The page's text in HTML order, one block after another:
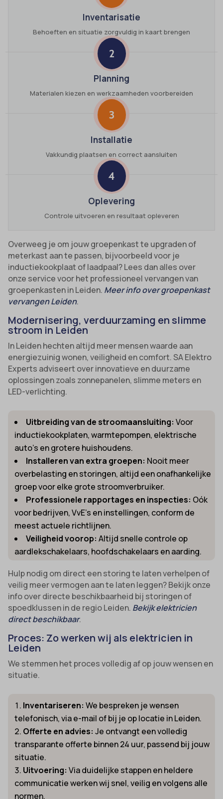
Inventarisatie
Behoeften en situatie zorgvuldig in kaart brengen
2
Planning
Materialen kiezen en werkzaamheden voorbereiden
3
Installatie
Vakkundig plaatsen en correct aansluiten
4
Oplevering
Controle uitvoeren en resultaat opleveren
Overweeg je om jouw groepenkast te upgraden of
meterkast aan te passen, bijvoorbeeld voor je
inductiekookplaat of laadpaal? Lees dan alles over
onze service voor het professioneel vervangen van
groepenkasten in Leiden. Meer info over groepenkast
vervangen Leiden.
Modernisering, verduurzaming en slimme
stroom in Leiden
In Leiden hechten altijd meer mensen waarde aan
energiezuinig wonen, veiligheid en comfort. SA Elektro
Experts adviseert over innovatieve en duurzame
oplossingen zoals zonnepanelen, slimme meters en
LED-verlichting.
Uitbreiding van de stroomaansluiting: Voor
inductiekookplaten, warmtepompen, elektrische
auto’s en grotere huishoudens.
Installeren van extra groepen: Nooit meer
overbelasting en storingen, altijd een onafhankelijke
groep voor elke grote stroomverbruiker.
Professionele rapportages en inspecties: Oók
voor bedrijven, VvE’s en instellingen, conform de
meest actuele richtlijnen.
Veiligheid voorop: Altijd snelle controle op
aardlekschakelaars, hoofdschakelaars en aarding.
Hulp nodig om direct een storing te laten verhelpen of
veilig meer vermogen aan te laten leggen? Bekijk onze
info over directe beschikbaarheid bij storingen of
spoedklussen in de regio Leiden. Bekijk elektricien
direct beschikbaar.
Proces: Zo werken wij als elektricien in
Leiden
We stemmen het proces volledig af op jouw wensen en
situatie.
Inventariseren: We bespreken je wensen
telefonisch, via e-mail of bij je op locatie in Leiden.
Offerte en advies: Je ontvangt een volledig
transparante offerte binnen 24 uur, passend bij jouw
situatie.
Uitvoering: Via duidelijke stappen en heldere
communicatie werken wij snel, veilig en volgens alle
normen.